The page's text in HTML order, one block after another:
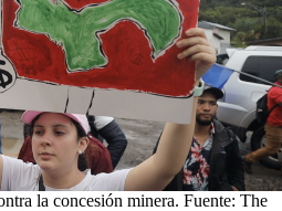
la concesión minera. Fuente: The